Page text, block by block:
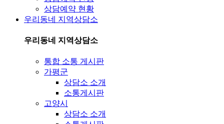
상담예약 현황
우리동네 지역상담소
우리동네 지역상담소
통합 소통 게시판
가평군
상담소 소개
소통게시판
고양시
상담소 소개